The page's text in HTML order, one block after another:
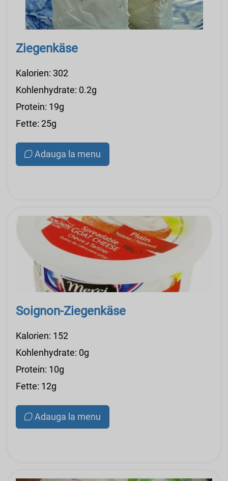
Ziegenkäse
Kalorien: 302
Kohlenhydrate: 0.2g
Protein: 19g
Fette: 25g
Adauga la menu
Soignon-Ziegenkäse
Kalorien: 152
Kohlenhydrate: 0g
Protein: 10g
Fette: 12g
Adauga la menu